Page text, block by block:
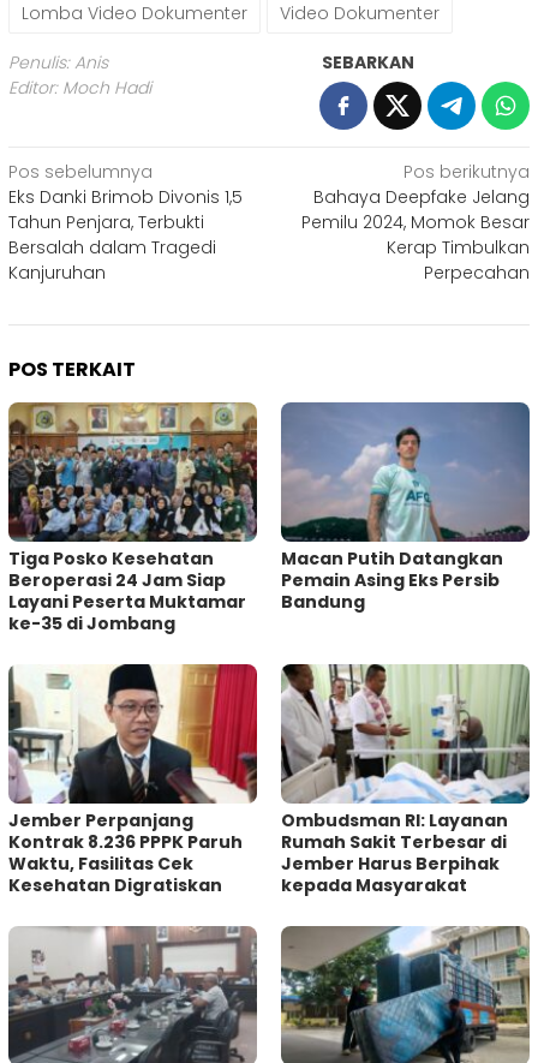
Lomba Video Dokumenter
Video Dokumenter
Penulis: Anis
Editor: Moch Hadi
SEBARKAN
Navigasi
pos
Pos sebelumnya
Eks Danki Brimob Divonis 1,5
Tahun Penjara, Terbukti
Bersalah dalam Tragedi
Kanjuruhan
Pos berikutnya
Bahaya Deepfake Jelang
Pemilu 2024, Momok Besar
Kerap Timbulkan
Perpecahan
POS TERKAIT
Tiga Posko Kesehatan
Beroperasi 24 Jam Siap
Layani Peserta Muktamar
ke-35 di Jombang
Macan Putih Datangkan
Pemain Asing Eks Persib
Bandung
Jember Perpanjang
Kontrak 8.236 PPPK Paruh
Waktu, Fasilitas Cek
Kesehatan Digratiskan
Ombudsman RI: Layanan
Rumah Sakit Terbesar di
Jember Harus Berpihak
kepada Masyarakat